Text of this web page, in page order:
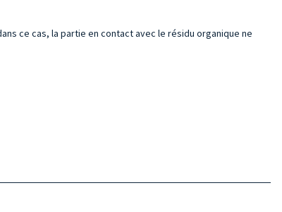
ce cas, la partie en contact avec le résidu organique ne